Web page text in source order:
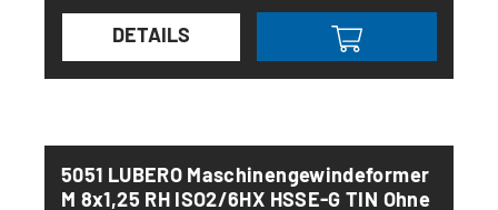
DETAILS
5051 LUBERO Maschinengewindeformer
M 8x1,25 RH ISO2/6HX HSSE-G TIN Ohne